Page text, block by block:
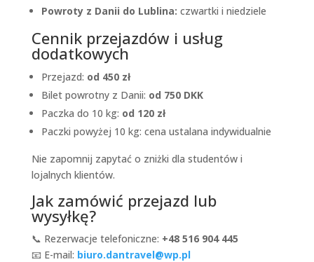
Powroty z Danii do Lublina: czwartki i niedziele
Cennik przejazdów i usług
dodatkowych
Przejazd: od 450 zł
Bilet powrotny z Danii: od 750 DKK
Paczka do 10 kg: od 120 zł
Paczki powyżej 10 kg: cena ustalana indywidualnie
Nie zapomnij zapytać o zniżki dla studentów i
lojalnych klientów.
Jak zamówić przejazd lub
wysyłkę?
📞 Rezerwacje telefoniczne: +48 516 904 445
📧 E-mail: biuro.dantravel@wp.pl